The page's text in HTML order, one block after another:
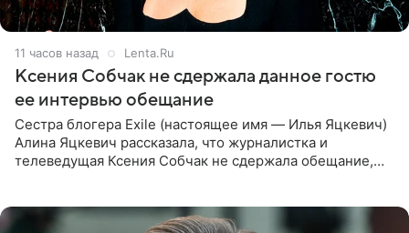
11 часов назад Lenta.Ru
Ксения Собчак не сдержала данное гостю
ее интервью обещание
Сестра блогера Exile (настоящее имя — Илья Яцкевич)
Алина Яцкевич рассказала, что журналистка и
телеведущая Ксения Собчак не сдержала обещание,